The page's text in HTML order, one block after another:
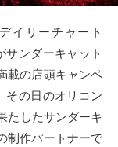
イリーチャート
サンダーキャット
載の店頭キャンペ
その日のオリコン
たしたサンダーキ
制作パートナーで